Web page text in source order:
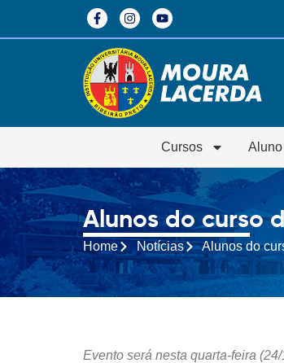
Cursos Aluno
Alunos do curso
Home Notícias Alunos do
Evento será nesta quarta-feira